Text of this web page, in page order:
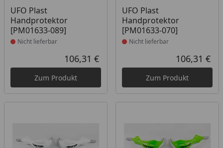
UFO Plast
Handprotektor
[PM01633-089]
Produkt nicht lieferbar
Nicht lieferbar
Aktueller Preis
106,31 €
Zum Produkt
UFO Plast
Handprotektor
[PM01633-070]
Produkt nicht lieferbar
Nicht lieferbar
106,31 €
Zum Produkt